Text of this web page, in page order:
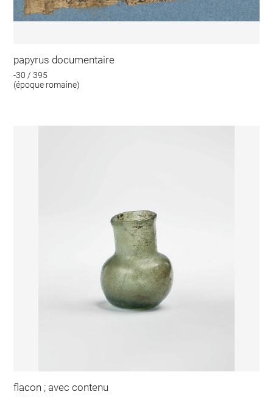
papyrus documentaire
-30 / 395
(époque romaine)
flacon ; avec contenu